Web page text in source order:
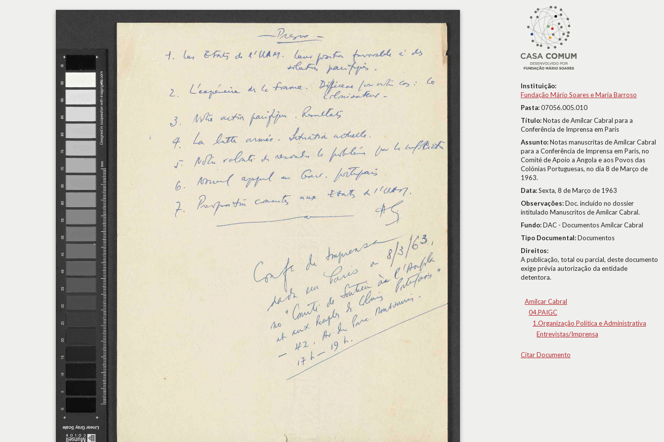
Instituição:
Fundação Mário Soares e Maria Barroso
Pasta:07056.005.010
Título:Notas de Amílcar Cabral para a
Conferência de Imprensa em Paris
Assunto:Notas manuscritas de Amílcar Cabral
para a Conferência de Imprensa em Paris, no
Comité de Apoio a Angola e aos Povos das
Colónias Portuguesas, no dia 8 de Março de
1963.
Data:Sexta, 8 de Março de 1963
Observações:Doc. incluído no dossier
intitulado Manuscritos de Amílcar Cabral.
Fundo:DAC - Documentos Amílcar Cabral
Tipo Documental:Documentos
Direitos:
A publicação, total ou parcial, deste documento
exige prévia autorização da entidade
detentora.
Amílcar Cabral
04.PAIGC
1.Organização Política e Administrativa
Entrevistas/Imprensa
Citar Documento